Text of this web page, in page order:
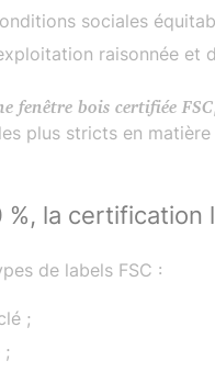
sociales
raisonnée et
fenêtre bois certifiée FSC
plus stricts en
%, la certification
de labels FSC :
;
;